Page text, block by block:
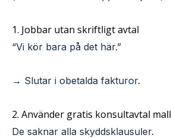
1. Jobbar utan skriftligt avtal
“Vi kör bara på det här.”
→ Slutar i obetalda fakturor.
2. Använder gratis konsultavtal mall
De saknar alla skyddsklausuler.